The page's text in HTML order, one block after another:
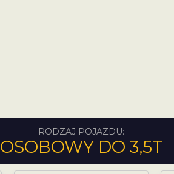
RODZAJ POJAZDU:
OSOBOWY DO 3,5T